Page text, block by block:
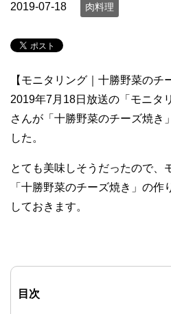
2019-07-18 肉料理
【モニタリング｜十勝野菜のチ
2019年7月18日放送の「モニ
さんが「十勝野菜のチーズ焼き
した。
とても美味しそうだったので、
「十勝野菜のチーズ焼き」の
しておきます。
目次